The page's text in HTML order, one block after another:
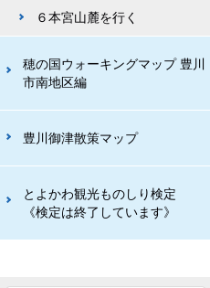
６本宮山麓を行く
穂の国ウォーキングマップ 豊川
市南地区編
豊川御津散策マップ
とよかわ観光ものしり検定
《検定は終了しています》